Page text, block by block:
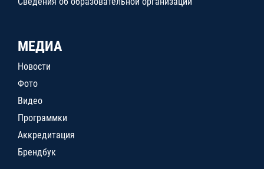
МЕДИА
Новости
Фото
Видео
Программки
Аккредитация
Брендбук